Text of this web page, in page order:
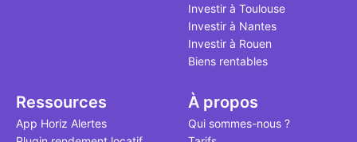
Investir à Toulouse
Investir à Nantes
Investir à Rouen
Biens rentables
Ressources
App Horiz Alertes
À propos
Qui sommes-nous ?